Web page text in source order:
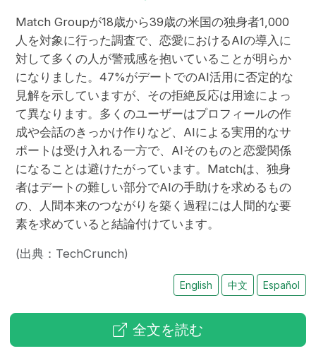
Match Groupが18歳から39歳の米国の独身者1,000
人を対象に行った調査で、恋愛におけるAIの導入に
対して多くの人が警戒感を抱いていることが明らか
になりました。47%がデートでのAI活用に否定的な
見解を示していますが、その拒絶反応は用途によっ
て異なります。多くのユーザーはプロフィールの作
成や会話のきっかけ作りなど、AIによる実用的なサ
ポートは受け入れる一方で、AIそのものと恋愛関係
になることは避けたがっています。Matchは、独身
者はデートの難しい部分でAIの手助けを求めるもの
の、人間本来のつながりを築く過程には人間的な要
素を求めていると結論付けています。
(出典：TechCrunch)
English 中文 Español
全文を読む